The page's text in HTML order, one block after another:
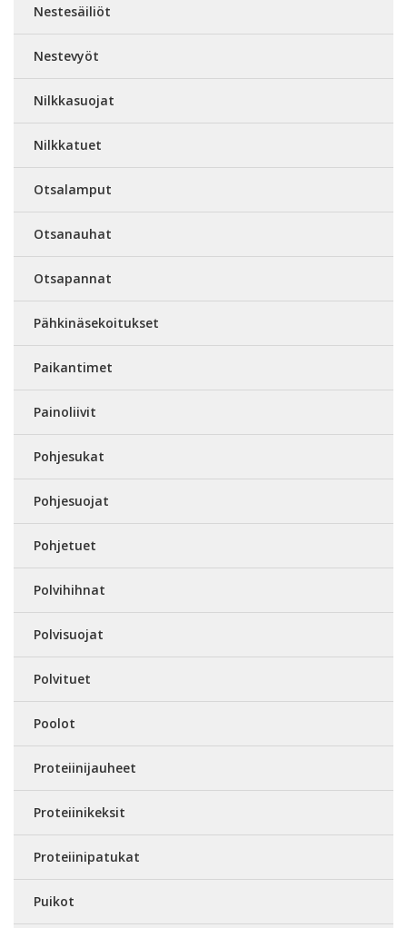
Nestesäiliöt
Nestevyöt
Nilkkasuojat
Nilkkatuet
Otsalamput
Otsanauhat
Otsapannat
Pähkinäsekoitukset
Paikantimet
Painoliivit
Pohjesukat
Pohjesuojat
Pohjetuet
Polvihihnat
Polvisuojat
Polvituet
Poolot
Proteiinijauheet
Proteiinikeksit
Proteiinipatukat
Puikot